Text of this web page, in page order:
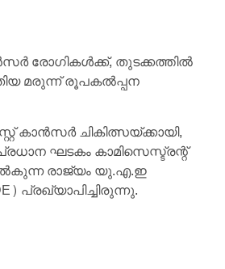
രോഗികൾക്ക്, തുടക്കത്തിൽ
മരുന്ന് രൂപകൽപ്പന
കാൻസർ ചികിത്സയ്ക്കായി,
ഘടകം കാമിസെസ്ട്രന്റ്
രാജ്യം യു.എ.ഇ
പ്രഖ്യാപിച്ചിരുന്നു.